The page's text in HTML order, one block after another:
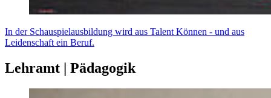
In der Schauspielausbildung wird aus Talent Können - und aus
Leidenschaft ein Beruf.
Lehramt | Pädagogik